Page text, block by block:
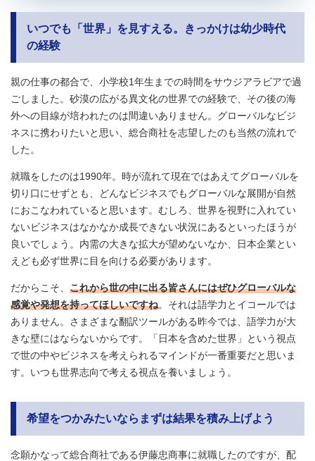
いつでも「世界」を見すえる。きっかけは幼少時代
の経験
親の仕事の都合で、小学校1年生までの時間をサウジアラビアで過
ごしました。砂漠の広がる異文化の世界での経験で、その後の海
外への目線が培われたのは間違いありません。グローバルなビジ
ネスに携わりたいと思い、総合商社を志望したのも当然の流れで
した。
就職をしたのは1990年。時が流れて現在ではあえてグローバルを
切り口にせずとも、どんなビジネスでもグローバルな展開が自然
におこなわれていると思います。むしろ、世界を視野に入れてい
ないビジネスはなかなか成長できない状況にあるといったほうが
良いでしょう。内需の大きな拡大が望めないなか、日本企業とい
えども必ず世界に目を向ける必要があります。
だからこそ、 これから世の中に出る皆さんにはぜひグローバルな
感覚や発想を持ってほしいですね。それは語学力とイコールでは
ありません。さまざまな翻訳ツールがある昨今では、語学力が大
きな壁にはならないからです。「日本を含めた世界」という視点
で世の中やビジネスを考えられるマインドが一番重要だと思いま
す。いつも世界志向で考える視点を養いましょう。
希望をつかみたいならまずは結果を積み上げよう
念願かなって総合商社である伊藤忠商事に就職したのですが、配